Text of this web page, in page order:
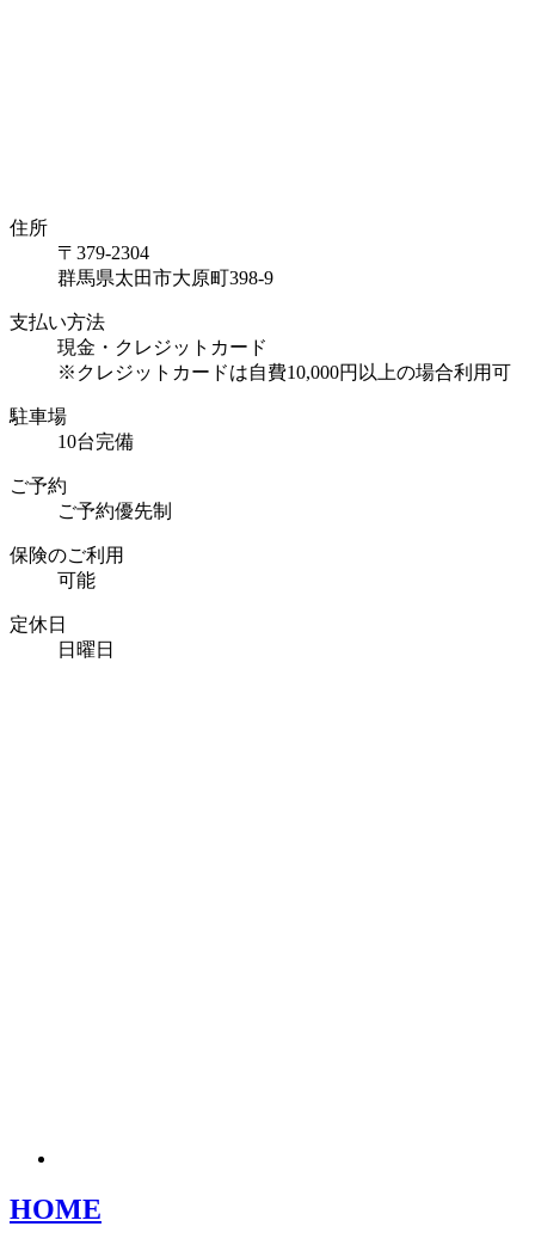
住所
〒379-2304
群馬県太田市大原町398-9
支払い方法
現金・クレジットカード
※クレジットカードは自費10,000円以上の場合利用可
駐車場
10台完備
ご予約
ご予約優先制
保険のご利用
可能
定休日
日曜日
HOME